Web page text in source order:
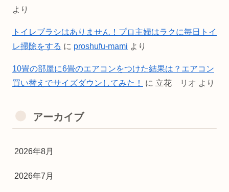
より
トイレブラシはありません！プロ主婦はラクに毎日トイ
レ掃除をする に proshufu-mami より
10畳の部屋に6畳のエアコンをつけた結果は？エアコン
買い替えでサイズダウンしてみた！
に 立花 リオ より
アーカイブ
2026年8月
2026年7月